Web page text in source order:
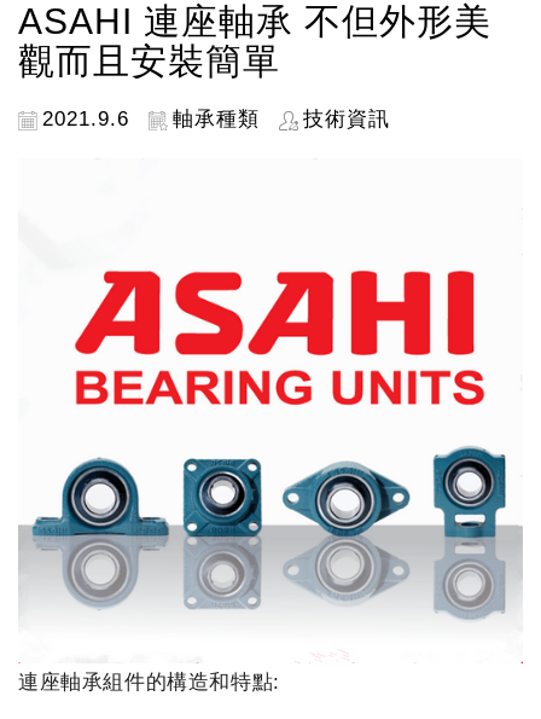
ASAHI 連座軸承 不但外形美
觀而且安裝簡單
2021.9.6 軸承種類 技術資訊
連座軸承組件的構造和特點: